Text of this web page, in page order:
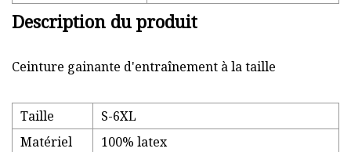
Description du produit
Ceinture gainante d'entraînement à la taille
Taille
S-6XL
Matériel
100% latex